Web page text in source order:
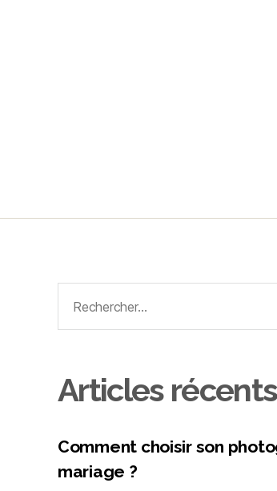
Articles récents
Comment choisir son
mariage ?